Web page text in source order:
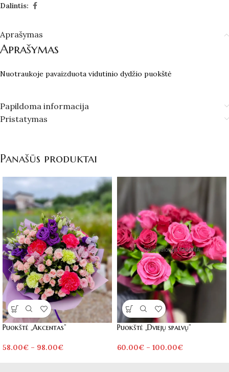
Dalintis:
Aprašymas
Aprašymas
Nuotraukoje pavaizduota vidutinio dydžio puokštė
Papildoma informacija
Pristatymas
Panašūs produktai
Puokštė „Akcentas”
58.00€ – 98.00€
Puokštė „Dviejų spalvų”
60.00€ – 100.00€